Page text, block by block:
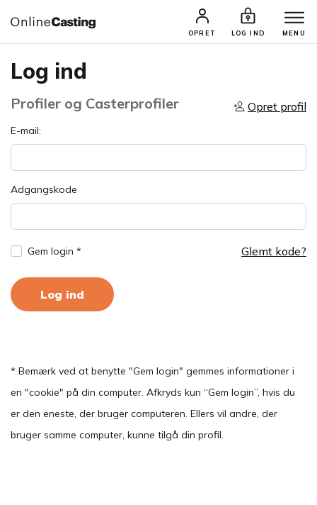
OPRET LOG IND MENU
Log ind
Profiler og Casterprofiler Opret profil
E-mail:
Adgangskode
Gem login * Glemt kode?
Log ind
* Bemærk ved at benytte "Gem login" gemmes informationer i
en "cookie" på din computer. Afkryds kun “Gem login”, hvis du
er den eneste, der bruger computeren. Ellers vil andre, der
bruger samme computer, kunne tilgå din profil.